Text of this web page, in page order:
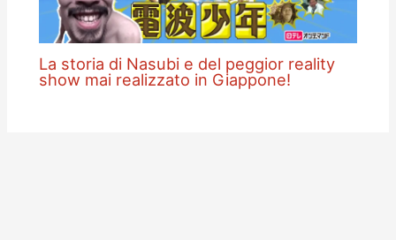
La storia di Nasubi e del peggior reality
show mai realizzato in Giappone!